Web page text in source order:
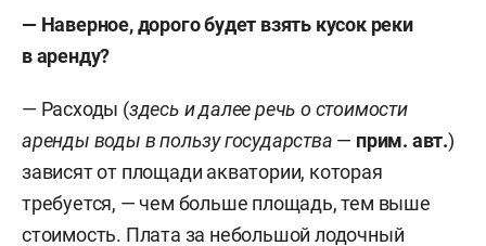
— Наверное, дорого будет взять кусок реки
в аренду?
— Расходы (здесь и далее речь о стоимости
аренды воды в пользу государства — прим. авт.)
зависят от площади акватории, которая
требуется, — чем больше площадь, тем выше
стоимость. Плата за небольшой лодочный